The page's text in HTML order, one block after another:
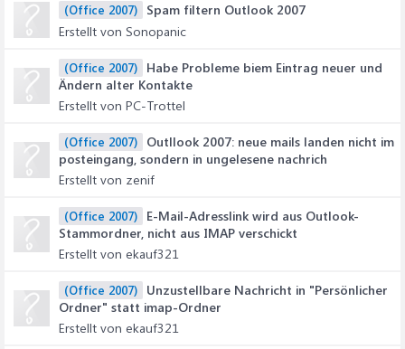
(Office 2007)
Spam filtern Outlook 2007
Erstellt von Sonopanic
(Office 2007)
Habe Probleme biem Eintrag neuer und
Ändern alter Kontakte
Erstellt von PC-Trottel
(Office 2007)
Outllook 2007: neue mails landen nicht im
posteingang, sondern in ungelesene nachrich
Erstellt von zenif
(Office 2007)
E-Mail-Adresslink wird aus Outlook-
Stammordner, nicht aus IMAP verschickt
Erstellt von ekauf321
(Office 2007)
Unzustellbare Nachricht in "Persönlicher
Ordner" statt imap-Ordner
Erstellt von ekauf321